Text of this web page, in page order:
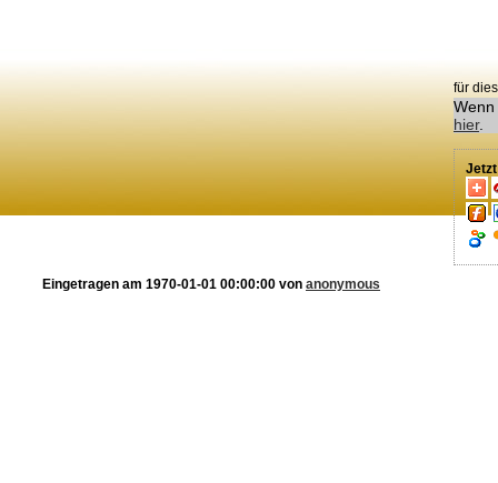
für
hier.
Eingetragen am 1970-01-01 00:00:00 von anonymous